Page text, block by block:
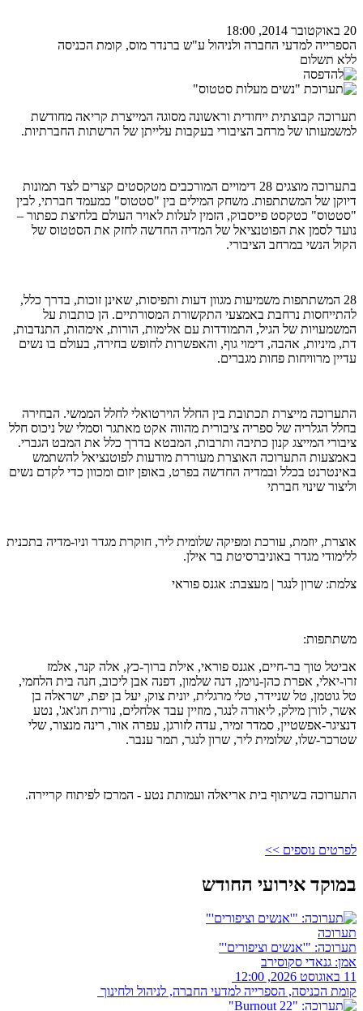
20 באוקטובר 2014, 18:00
הספרייה למדעי החברה ולניהול ע"ש ברנדר מוס, קומת הכניסה
ללא תשלום
תערוכה קבוצתית ייחודית וראשונה מסוגה המייצרת קריאה מחודשת
למשמעותו של מרחב הציבורי בעקבות עלייתן של הרשתות החברתיות.
בתערוכה מוצגים 28 דימויים המורכבים מטקסטים קצרים לצד תמונות
דיוקן של המשתתפות. משחק המילים בין "סטטוס" כמעמד חברתי, לבין
"סטטוס" כטקסט פייסבוק, הזמין לעלות לאויר העולם בלחיצת כפתור –
נועד לסמן את הפוטנציאל של המדיה החדשה לחזק את הסטטוס של
הקול הנשי במרחב הציבורי.
28 המשתתפות משמיעות מגוון דעות ותפיסות, שאינן זוכות, בדרך כלל,
להתייחסות נרחבת באמצעי התקשורת המסורתיים. הן כותבות על
המשמעויות של הגיל, התמודדות עם אלימות, הורות, אימהות, התנדבות,
דת, מיניות, אהבה, דימוי גוף, והאפשרות לחופש בחירה, בעולם בו נשים
עדיין מרוויחות פחות מגברים.
התערוכה מייצרת תכתובת בין החלל הוירטואלי לחלל הממשי. הבחירה
בחלל הגלריה של ספריה ציבורית מהווה אקט מאתגר וסמלי של ניכוס חלל
ציבורי המייצג קנון כתיבה ותרבות, המבטא בדרך כלל את המבט הגברי.
באמצעות התערוכה האוצרת מעוררת מודעות לפוטנציאל להשתמש
באינטרנט בכלל ובמדיה החדשה בפרט, באופן יזום ומכוון כדי לקדם נשים
וליצור שינוי חברתי
אוצרת, יוזמת, עורכת ומפיקה שלומית ליר, חוקרת מגדר וניו-מדיה בתכנית
ללימודי מגדר באוניברסיטת בר אילן.
צלמת: שרון לנגר | מעצבת: אגנס פוראי
משתתפות:
אביטל טוך בר-חיים, אגנס פוראי, אילת ברוך-כץ, אלה קנר, אלמז
זרו-יאלי, אפרת כהן-נוימן, דנה שלמון, דפנה אבן ליכוב, חנה בית הלחמי,
טל גוטמן, טל שניידר, טלי מרגלית, יונית צוק, יעל בן יפת, ישראלה בן
אשר, לורן מילק, ליאורה לנגר, מוזיין עבד אלחלים, נורית חג'אג', נטע
דנציגר-אפשטיין, סמדר זמיר, עדה לזורגן, עפרה אור, רינה מנצור, שלי
שטרכר-שלו, שלומית ליר, שרון לנגר, תמר ענבר.
התערוכה בשיתוף בית אריאלה ועמותת נטע - המרכז לפיתוח קריירה.
לפרטים נוספים >>
במוקד אירועי החודש
תערוכה
תערוכה: "'אנשים וציפורים'"
אמן: גנאדי סקוסירב
11 באוגוסט 2026, 12:00
קומת הכניסה, הספרייה למדעי החברה, לניהול ולחינוך